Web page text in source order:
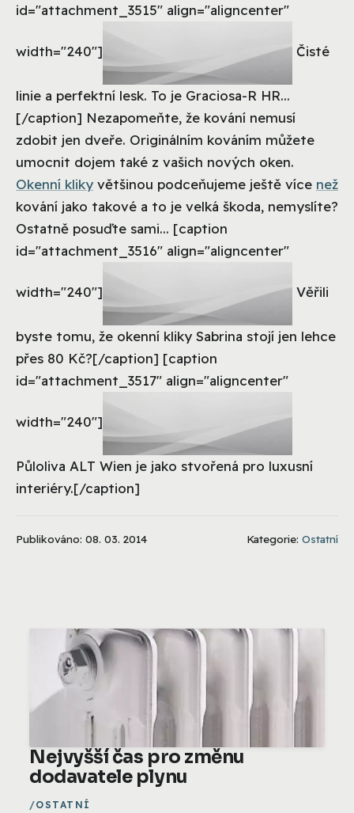
id="attachment_3515" align="aligncenter"
width="240"] Čisté
linie a perfektní lesk. To je Graciosa-R HR...
[/caption] Nezapomeňte, že kování nemusí
zdobit jen dveře. Originálním kováním můžete
umocnit dojem také z vašich nových oken.
Okenní kliky většinou podceňujeme ještě více než
kování jako takové a to je velká škoda, nemyslíte?
Ostatně posuďte sami... [caption
id="attachment_3516" align="aligncenter"
width="240"] Věřili
byste tomu, že okenní kliky Sabrina stojí jen lehce
přes 80 Kč?[/caption] [caption
id="attachment_3517" align="aligncenter"
width="240"]
Půloliva ALT Wien je jako stvořená pro luxusní
interiéry.[/caption]
Publikováno: 08. 03. 2014 Kategorie: Ostatní
Nejvyšší čas pro změnu
dodavatele plynu
OSTATNÍ